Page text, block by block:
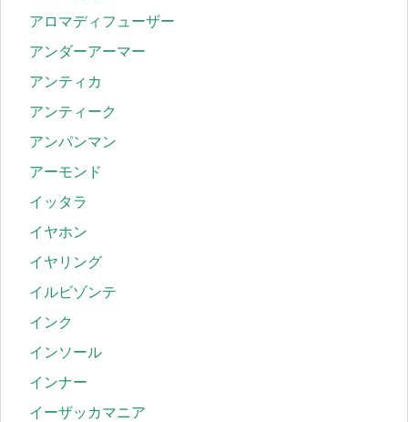
アロマディフューザー
アンダーアーマー
アンティカ
アンティーク
アンパンマン
アーモンド
イッタラ
イヤホン
イヤリング
イルビゾンテ
インク
インソール
インナー
イーザッカマニア